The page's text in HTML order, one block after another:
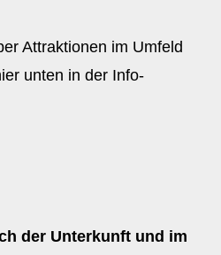
Attraktionen im Umfeld
unten in der Info-
der Unterkunft und im